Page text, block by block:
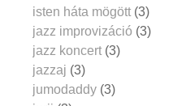
isten háta mögött (3)
jazz improvizáció (3)
jazz koncert (3)
jazzaj (3)
jumodaddy (3)